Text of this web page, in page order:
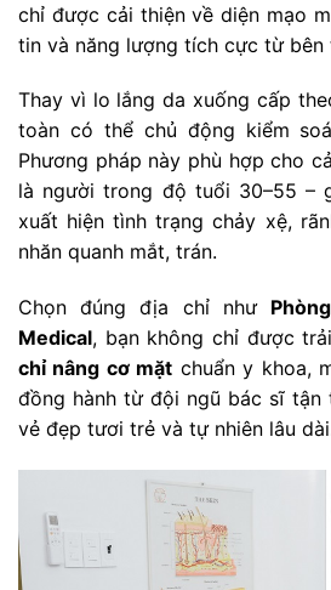
chỉ được cải thiện về diện mạo
tin và năng lượng tích cực từ bên
Thay vì lo lắng da xuống cấp
toàn có thể chủ động kiểm
Phương pháp này phù hợp cho
là người trong độ tuổi 30–55 –
xuất hiện tình trạng chảy xệ,
nhăn quanh mắt, trán.
Chọn đúng địa chỉ như
Medical, bạn không chỉ được
chỉ nâng cơ mặt chuẩn y khoa,
đồng hành từ đội ngũ bác sĩ tận
vẻ đẹp tươi trẻ và tự nhiên lâu